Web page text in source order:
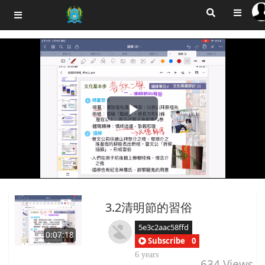
Play
Video
0:07:18
3.2清明節的習俗
5e3c2aac58ffd
Subscribe
0
6 years